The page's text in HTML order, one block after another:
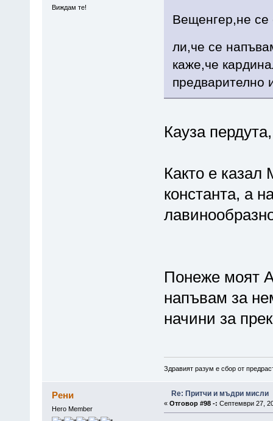
Виждам те!
Вещенгер,не
ли,че се
каже,че
предварително
Кауза
Както е казал
константа, а
Понеже моят
напъвам за
начини за
Здравият разум е сбор от
Рени
Hero Member
Re: Притчи и мъдри мисли
« Отговор #98 -: Септември 27,